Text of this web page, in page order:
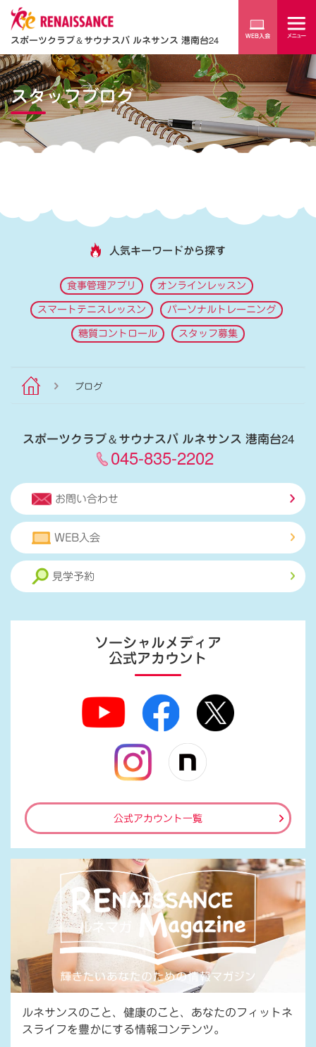
スポーツクラブ＆サウナスパ ルネサンス 港南台24
スタッフブログ
人気キーワードから探す
食事管理アプリ オンラインレッスン
スマートテニスレッスン パーソナルトレーニング
糖質コントロール スタッフ募集
ブログ
スポーツクラブ＆サウナスパ ルネサンス 港南台24
045-835-2202
お問い合わせ
WEB入会
見学予約
ソーシャルメディア
公式アカウント
公式アカウント一覧
ルネサンスのこと、健康のこと、あなたのフィットネ
スライフを豊かにする情報コンテンツ。